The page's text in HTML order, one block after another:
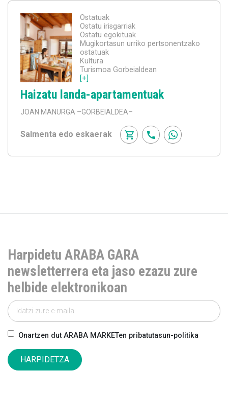
Ostatuak
Ostatu irisgarriak
Ostatu egokituak
Mugikortasun urriko pertsonentzako
ostatuak
Kultura
Turismoa Gorbeialdean
[+]
Haizatu landa-apartamentuak
JOAN MANURGA –GORBEIALDEA–
Salmenta edo eskaerak
Harpidetu ARABA GARA
newsletterrera eta jaso ezazu zure
helbide elektronikoan
Onartzen dut ARABA MARKETen pribatutasun-politika
HARPIDETZA